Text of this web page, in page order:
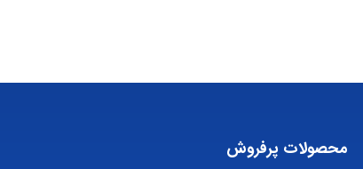
محصولات پرفروش